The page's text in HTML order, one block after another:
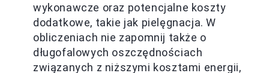
wykonawcze oraz potencjalne koszty
dodatkowe, takie jak pielęgnacja. W
obliczeniach nie zapomnij także o
długofalowych oszczędnościach
związanych z niższymi kosztami energii,